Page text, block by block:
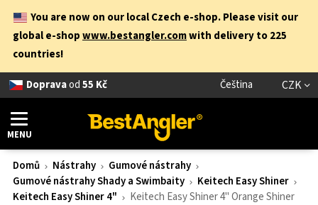
You are now on our local Czech e-shop. Please visit our
global e-shopwww.bestangler.comwith delivery to 225
countries!
Dopravaod55 Kč Čeština CZK
MENU
Domů Nástrahy
Gumové nástrahy
Gumové nástrahy Shady a Swimbaity
Keitech Easy Shiner
Keitech Easy Shiner 4"
Keitech Easy Shiner 4" Orange Shiner